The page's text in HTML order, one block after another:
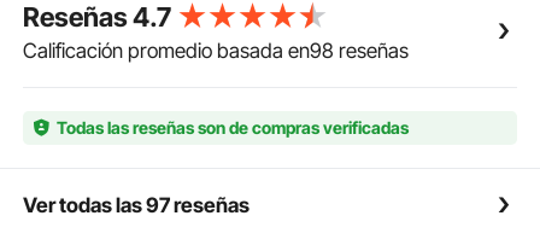
esfuerzo, lo que permite que una persona coloque
elementos en el marco sin mover el camión.
Duradero y fiable: El colgador para ciervos está
a los daños. Su superficie está recubierta con un
acabado antioxidante, lo que facilita su limpieza.
equipado con un enganche de camión de 5 cm,
compatible con varios tipos de vehículos. Ideal para
Reseñas4.7
Calificación promedio basada en98 reseñas
Todas las reseñas son de compras verificadas
Ver todas las 97 reseñas